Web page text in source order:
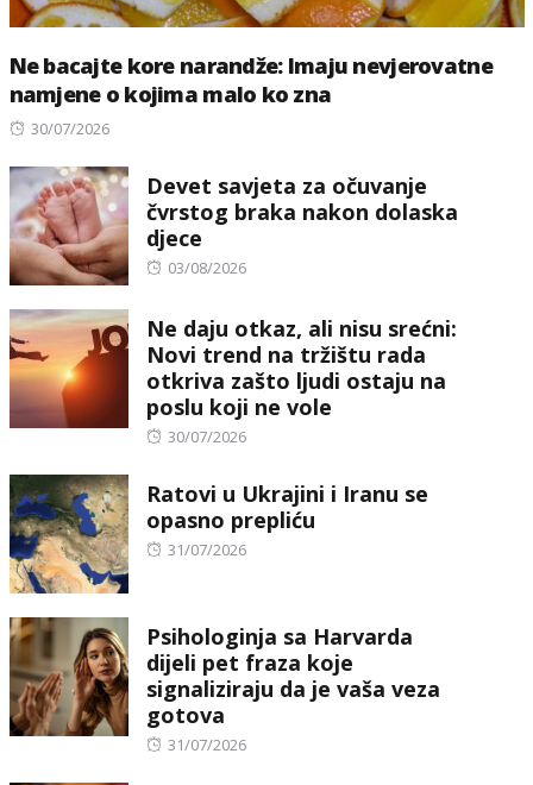
Ne bacajte kore narandže: Imaju nevjerovatne
namjene o kojima malo ko zna
Posted
30/07/2026
Devet savjeta za očuvanje
čvrstog braka nakon dolaska
djece
Posted
03/08/2026
Ne daju otkaz, ali nisu srećni:
Novi trend na tržištu rada
otkriva zašto ljudi ostaju na
poslu koji ne vole
Posted
30/07/2026
Ratovi u Ukrajini i Iranu se
opasno prepliću
Posted
31/07/2026
Psihologinja sa Harvarda
dijeli pet fraza koje
signaliziraju da je vaša veza
gotova
Posted
31/07/2026